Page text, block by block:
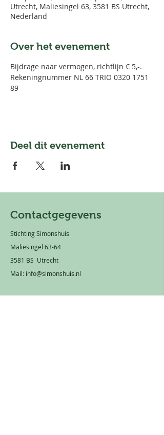
Utrecht, Maliesingel 63, 3581 BS Utrecht,
Nederland
Over het evenement
Bijdrage naar vermogen, richtlijn € 5,-.
Rekeningnummer NL 66 TRIO 0320 1751
89
Deel dit evenement
Contactgegevens
Stichting Simonshuis
Maliesingel 63-64
3581 BS Utrecht
Mail: info@simonshuis.nl